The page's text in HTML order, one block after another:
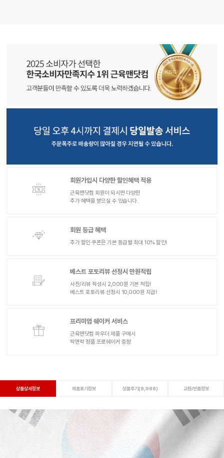
회원가입시 다양한 할인혜택 적용
근육맨닷컴 회원이 되시면 다양한
추가 혜택을 받으실 수 있습니다.
회원 등급 혜택
추가 할인 쿠폰은 기본 등급별 최대 10% 할인!
베스트 포토리뷰 선정시 만원적립
사진/리뷰 작성시 2,000원 기본 적립!
베스트 포토리뷰 선정시 10,000원 지급!
프리미엄 쉐이커 서비스
근육맨닷컴 파우더 제품 구매시
락앤락 정품 프로쉐이커 증정
상품상세정보 제품표기정보 상품후기(9,989) 교환/반품정보